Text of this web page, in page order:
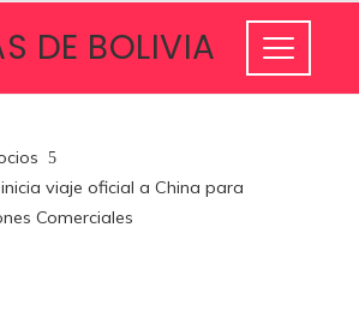
DE BOLIVIA
viaje oficial a China para
Comerciales